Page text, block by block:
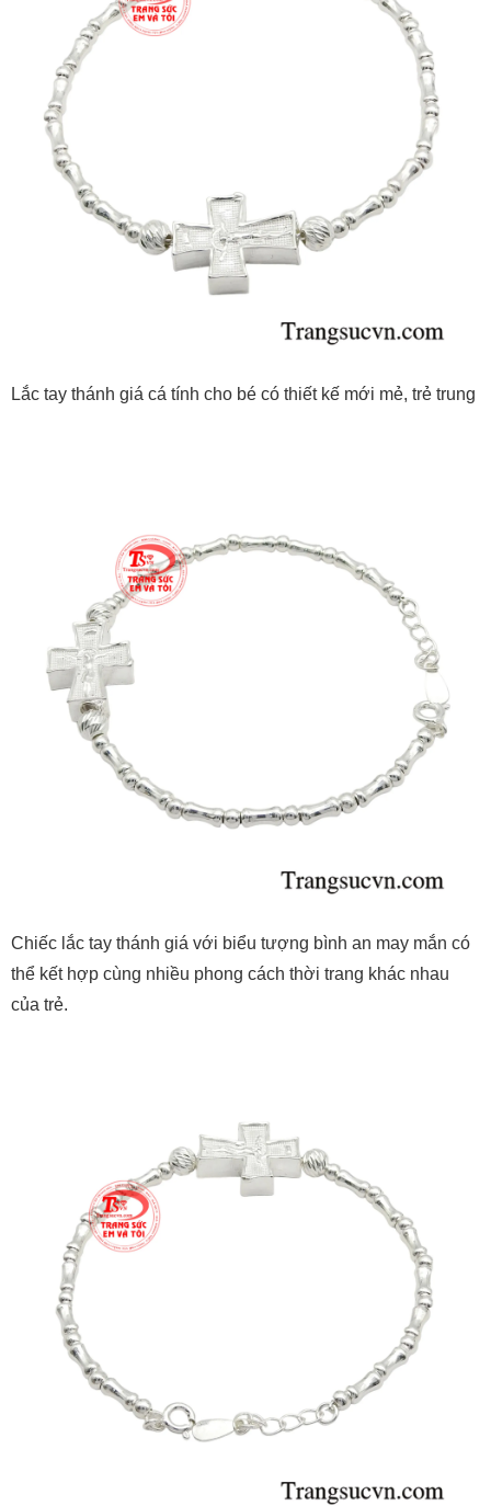
Lắc tay thánh giá cá tính cho bé có thiết kế mới mẻ, trẻ trung
Chiếc lắc tay thánh giá với biểu tượng bình an may mắn có
thể kết hợp cùng nhiều phong cách thời trang khác nhau
của trẻ.